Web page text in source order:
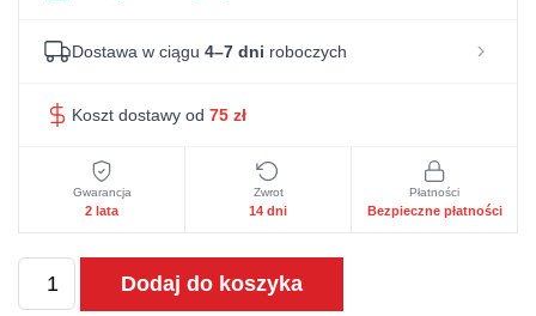
Dostawa w ciągu 4–7 dni roboczych
Koszt dostawy od 75 zł
Gwarancja
2 lata
Zwrot
14 dni
Płatności
Bezpieczne płatności
ilość
Praktyczny
Dodaj do koszyka